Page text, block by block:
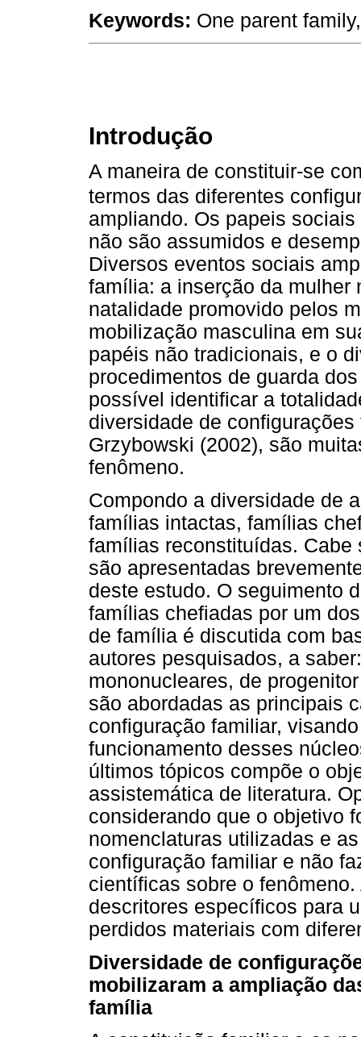
Keywords: One parent
Introdução
A maneira de constituir-se
termos das diferentes
ampliando. Os papeis
não são assumidos e
Diversos eventos sociais
família: a inserção da mulher
natalidade promovido pelos
mobilização masculina em
papéis não tradicionais, e o
procedimentos de guarda
possível identificar a
diversidade de
Grzybowski (2002), são
fenômeno.
Compondo a diversidade de
famílias intactas, famílias
famílias reconstituídas. Cabe
são apresentadas
deste estudo. O seguimento
famílias chefiadas por um
de família é discutida com
autores pesquisados, a
mononucleares, de
são abordadas as principais
configuração familiar,
funcionamento desses
últimos tópicos compõe o
assistemática de literatura.
considerando que o objetivo
nomenclaturas utilizadas e
configuração familiar e não
científicas sobre o
descritores específicos para
perdidos materiais com
Diversidade de
mobilizaram a ampliação
família